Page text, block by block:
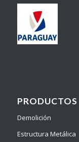
PRODUCTOS
Demolición
Estructura Metálica